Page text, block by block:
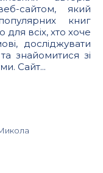
сайтом, який
книг
всіх, хто хоче
досліджувати
знайомитися зі
Сайт...